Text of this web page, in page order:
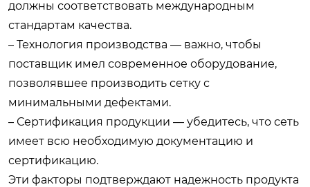
должны соответствовать международным
стандартам качества.
– Технология производства — важно, чтобы
поставщик имел современное оборудование,
позволявшее производить сетку с
минимальными дефектами.
– Сертификация продукции — убедитесь, что сеть
имеет всю необходимую документацию и
сертификацию.
Эти факторы подтверждают надежность продукта